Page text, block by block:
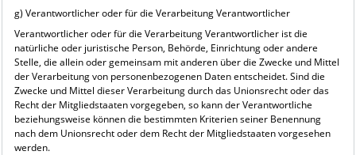
g) Verantwortlicher oder für die Verarbeitung Verantwortlicher
Verantwortlicher oder für die Verarbeitung Verantwortlicher ist die
natürliche oder juristische Person, Behörde, Einrichtung oder andere
Stelle, die allein oder gemeinsam mit anderen über die Zwecke und Mittel
der Verarbeitung von personenbezogenen Daten entscheidet. Sind die
Zwecke und Mittel dieser Verarbeitung durch das Unionsrecht oder das
Recht der Mitgliedstaaten vorgegeben, so kann der Verantwortliche
beziehungsweise können die bestimmten Kriterien seiner Benennung
nach dem Unionsrecht oder dem Recht der Mitgliedstaaten vorgesehen
werden.